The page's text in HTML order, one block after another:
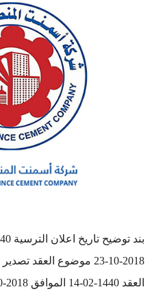
2018-10-23 موضوع العقد